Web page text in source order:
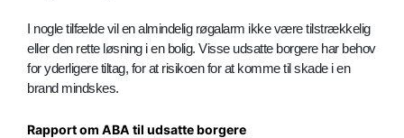
I nogle tilfælde vil en almindelig røgalarm ikke være tilstrækkelig
eller den rette løsning i en bolig. Visse udsatte borgere har behov
for yderligere tiltag, for at risikoen for at komme til skade i en
brand mindskes.
Rapport om ABA til udsatte borgere